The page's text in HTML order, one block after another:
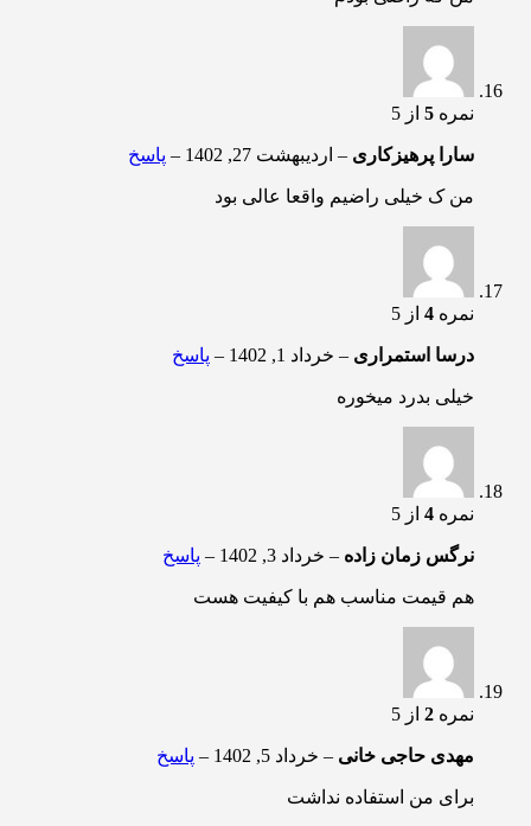
نمره 5 از 5
سارا پرهیزکاری – اردیبهشت 27, 1402 – پاسخ
من ک خیلی راضیم واقعا عالی بود
نمره 4 از 5
درسا استمراری – خرداد 1, 1402 – پاسخ
خیلی بدرد میخوره
نمره 4 از 5
نرگس زمان زاده – خرداد 3, 1402 – پاسخ
هم قیمت مناسب هم با کیفیت هست
نمره 2 از 5
مهدی حاجی خانی – خرداد 5, 1402 – پاسخ
برای من استفاده نداشت